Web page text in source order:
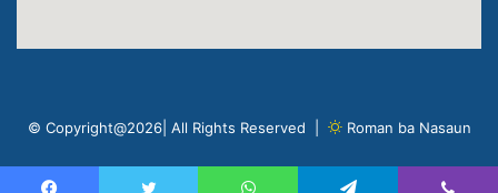
© Copyright@2026| All Rights Reserved | Roman ba Nasaun